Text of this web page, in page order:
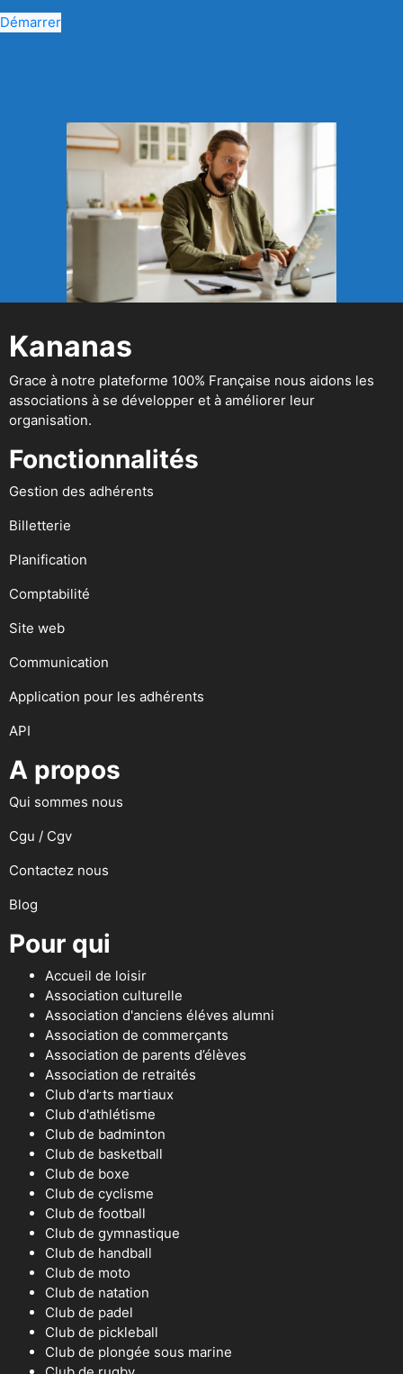
Démarrer
Kananas
Grace à notre plateforme 100% Française nous aidons les
associations à se développer et à améliorer leur
organisation.
Fonctionnalités
Gestion des adhérents
Billetterie
Planification
Comptabilité
Site web
Communication
Application pour les adhérents
API
A propos
Qui sommes nous
Cgu / Cgv
Contactez nous
Blog
Pour qui
Accueil de loisir
Association culturelle
Association d'anciens éléves alumni
Association de commerçants
Association de parents d’élèves
Association de retraités
Club d'arts martiaux
Club d'athlétisme
Club de badminton
Club de basketball
Club de boxe
Club de cyclisme
Club de football
Club de gymnastique
Club de handball
Club de moto
Club de natation
Club de padel
Club de pickleball
Club de plongée sous marine